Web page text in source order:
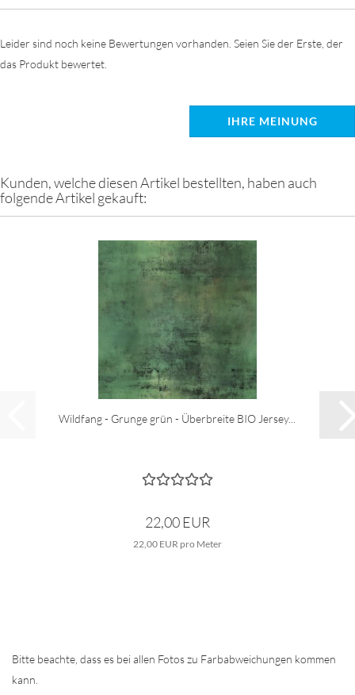
Leider sind noch keine Bewertungen vorhanden. Seien Sie der Erste, der
das Produkt bewertet.
IHRE MEINUNG
Kunden, welche diesen Artikel bestellten, haben auch
folgende Artikel gekauft:
Wildfang - Grunge grün - Überbreite BIO Jersey...
22,00 EUR
22,00 EUR pro Meter
Bitte beachte, dass es bei allen Fotos zu Farbabweichungen kommen
kann.